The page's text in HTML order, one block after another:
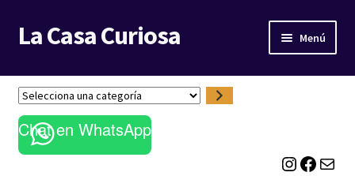
Ir
a
navegación
Ir
al
La Casa Curiosa Menú
LIBRERÍA
BLOG
S
e
l
e
Chat en WhatsApp
Instagram Facebook Correo electrónico